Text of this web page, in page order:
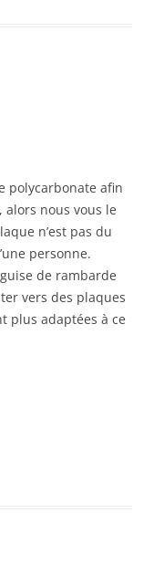
polycarbonate afin
nous vous le
n’est pas du
personne.
de rambarde
vers des plaques
plus adaptées à ce